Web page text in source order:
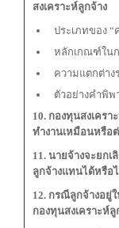
สงเคราะห์ลูกจ้าง
ประเภทของ “
หลักเกณฑ์ใน
ความแตกต่าง
ตัวอย่างคำพิพ
10. กองทุนสงเคร
ทำงานเหมือนหรือ
11. นายจ้างจะยก
ลูกจ้างแทนได้หรือ
12. กรณีลูกจ้างอยู่
กองทุนสงเคราะห์